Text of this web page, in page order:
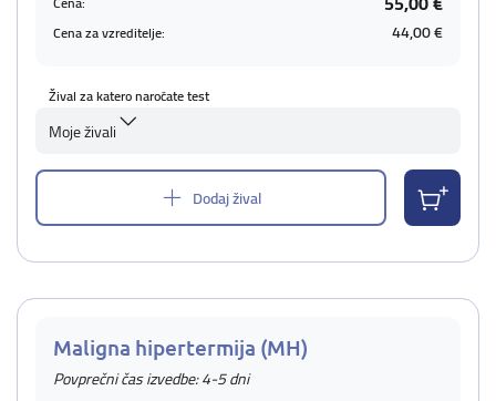
Cena za vzreditelje: 44,00 €
Žival za katero naročate test
Moje živali
Dodaj žival
Maligna hipertermija (MH)
Povprečni čas izvedbe: 4-5 dni